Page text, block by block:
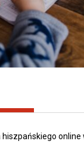
hiszpańskiego online